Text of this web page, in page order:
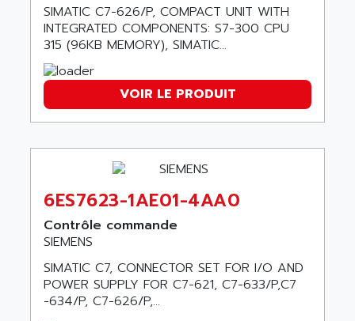
S4-S4C
SIAX
FESTO ELECTRONIC
PCS095
TOUCHVIEW
REDIPANEL
RJ2
MULTI-SERVO
PCS
RECTIVAR
RECTIVAR 4 SERIE 641
CONTROLLOGIX
plc5
SLC 500
AGASTAT
AGDE
AGE POWERBLOCK
AGI
AGILER
AGP
AGS
AGTATAC
AGTATEC AG
SIMATIC C7-626/P, COMPACT UNIT WITH
INTEGRATED COMPONENTS: S7-300 CPU
315 (96KB MEMORY), SIMATIC...
VOIR LE PRODUIT
6ES7623-1AE01-4AA0
Contrôle commande
SIEMENS
SIMATIC C7, CONNECTOR SET FOR I/O AND
POWER SUPPLY FOR C7-621, C7-633/P,C7
-634/P, C7-626/P,...